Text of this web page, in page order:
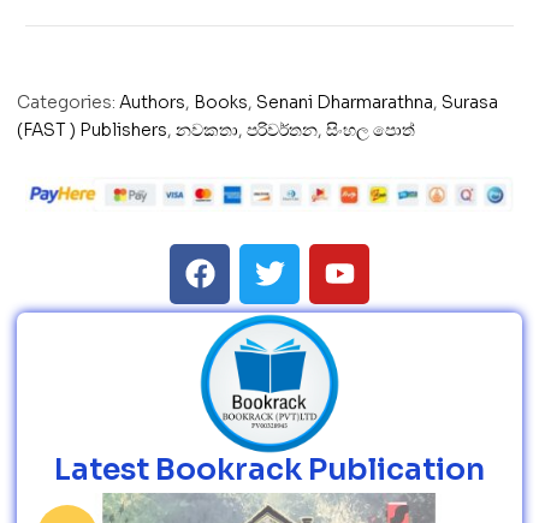
Categories: Authors, Books, Senani Dharmarathna, Surasa
(FAST ) Publishers, නවකතා, පරිවර්තන, සිංහල පොත්
Latest Bookrack Publication